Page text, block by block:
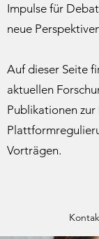
Impulse für
neue
Auf dieser Seite
aktuellen
Publikationen zur
Vorträgen.